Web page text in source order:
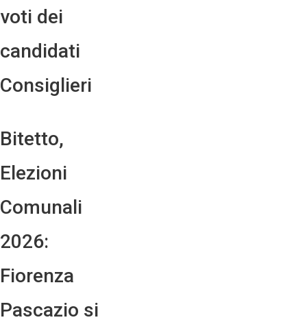
voti dei
candidati
Consiglieri
Bitetto,
Elezioni
Comunali
2026:
Fiorenza
Pascazio si